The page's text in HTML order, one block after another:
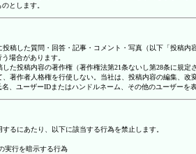
とします。
投稿した質問・回答・記事・コメント・写真（以下「投稿
場合があります。
た投稿内容の著作権（著作権法第21条ないし第28条に規
著作者人格権を行使しない。当社は、投稿内容の編集、
、ユーザーIDまたはハンドルネーム、その他のユーザーを
るにあたり、以下に該当する行為を禁止します。
実行を暗示する行為